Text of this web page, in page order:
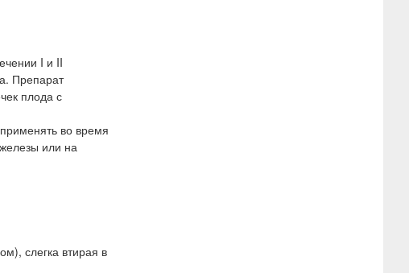
I и II
Препарат
плода с
во время
или на
слегка втирая в